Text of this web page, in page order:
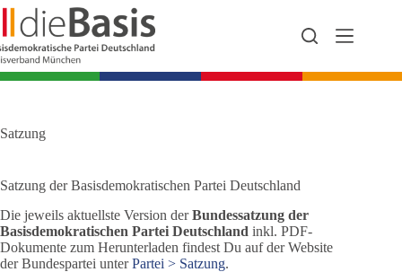
Zum
Inhalt
springen
Satzung
Satzung der Basisdemokratischen Partei Deutschland
Die jeweils aktuellste Version derBundessatzung der
Basisdemokratischen Partei Deutschland inkl. PDF-
Dokumente zum Herunterladen findest Du auf der Website
der Bundespartei unterPartei > Satzung.